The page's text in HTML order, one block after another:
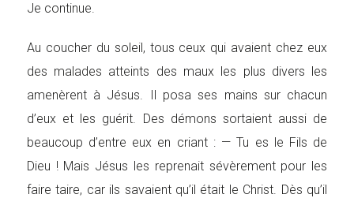
Je continue.
Au coucher du soleil, tous ceux qui avaient chez eux
des malades atteints des maux les plus divers les
amenèrent à Jésus. Il posa ses mains sur chacun
d’eux et les guérit. Des démons sortaient aussi de
beaucoup d’entre eux en criant : — Tu es le Fils de
Dieu ! Mais Jésus les reprenait sévèrement pour les
faire taire, car ils savaient qu’il était le Christ. Dès qu’il